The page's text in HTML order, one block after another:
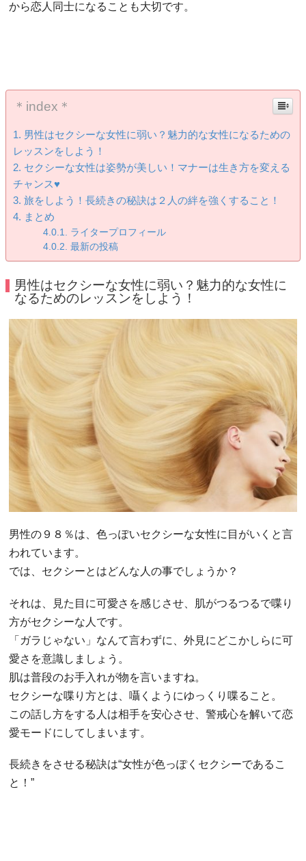
から恋人同士になることも大切です。
＊index＊
男性はセクシーな女性に弱い？魅力的な女性になるための
レッスンをしよう！
セクシーな女性は姿勢が美しい！マナーは生き方を変える
チャンス♥
旅をしよう！長続きの秘訣は２人の絆を強くすること！
まとめ
ライタープロフィール
最新の投稿
男性はセクシーな女性に弱い？魅力的な女性に
なるためのレッスンをしよう！
男性の９８％は、色っぽいセクシーな女性に目がいくと言
われています。
では、セクシーとはどんな人の事でしょうか？
それは、見た目に可愛さを感じさせ、肌がつるつるで喋り
方がセクシーな人です。
「ガラじゃない」なんて言わずに、外見にどこかしらに可
愛さを意識しましょう。
肌は普段のお手入れが物を言いますね。
セクシーな喋り方とは、囁くようにゆっくり喋ること。
この話し方をする人は相手を安心させ、警戒心を解いて恋
愛モードにしてしまいます。
長続きをさせる秘訣は“女性が色っぽくセクシーであるこ
と！”